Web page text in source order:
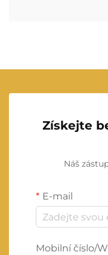
Získejte
Náš
E-mail
Mobilní číslo/